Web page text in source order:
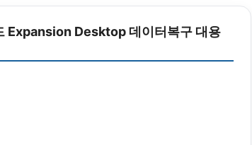
Expansion Desktop 데이터복구 대용